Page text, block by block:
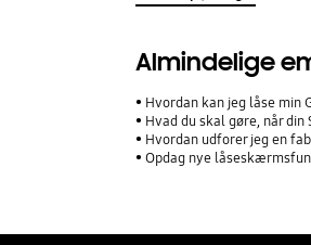
Almindelige
Hvordan kan jeg låse min
Hvad du skal gøre, når
Hvordan udforer jeg en
Opdag nye